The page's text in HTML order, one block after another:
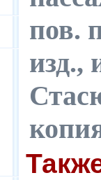
пов.
изд.,